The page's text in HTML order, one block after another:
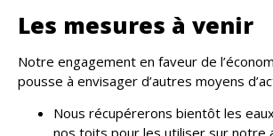
Les mesures à venir
Notre engagement en faveur de
pousse à envisager d’autres moyens
Nous récupérerons bientôt les